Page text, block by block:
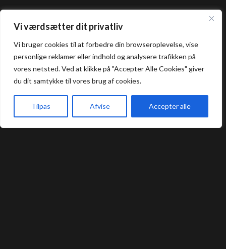
Vi værdsætter dit privatliv
Vi bruger cookies til at forbedre din browseroplevelse, vise
personlige reklamer eller indhold og analysere trafikken på
vores netsted. Ved at klikke på "Accepter Alle Cookies" giver
du dit samtykke til vores brug af cookies.
Tilpas Afvise Accepter alle
Åbningstider
Frokost: 12:00 - 16:00
Køkkenet lukker en halv time før lukketid.
Praktisk